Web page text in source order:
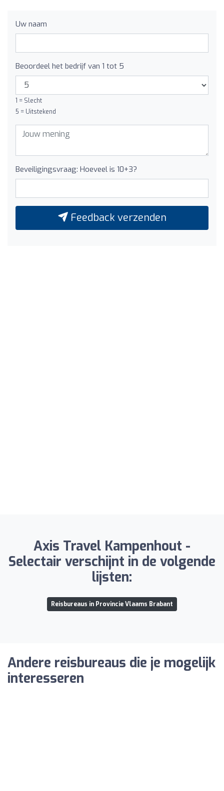
Uw naam
Beoordeel het bedrijf van 1 tot 5
1 = Slecht
5 = Uitstekend
Beveiligingsvraag: Hoeveel is 10+3?
Feedback verzenden
Axis Travel Kampenhout -
Selectair verschijnt in de volgende
lijsten:
Reisbureaus in Provincie Vlaams Brabant
Andere reisbureaus die je mogelijk
interesseren